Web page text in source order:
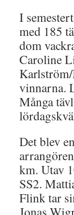
I
med 185
dom
Caroline
vinnarna.
Många
Det blev
km. Utav
SS2.
Flink tar
Jonas